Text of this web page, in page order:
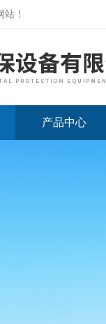
站 ！
产品中心